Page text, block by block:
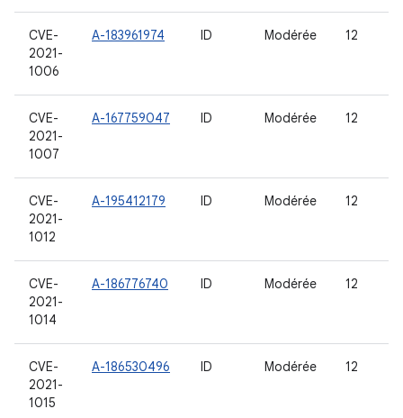
CVE-
2021-
1006
A-183961974 ID Modérée 12
CVE-
2021-
1007
A-167759047 ID Modérée 12
CVE-
2021-
1012
A-195412179 ID Modérée 12
CVE-
2021-
1014
A-186776740 ID Modérée 12
CVE-
2021-
1015
A-186530496 ID Modérée 12